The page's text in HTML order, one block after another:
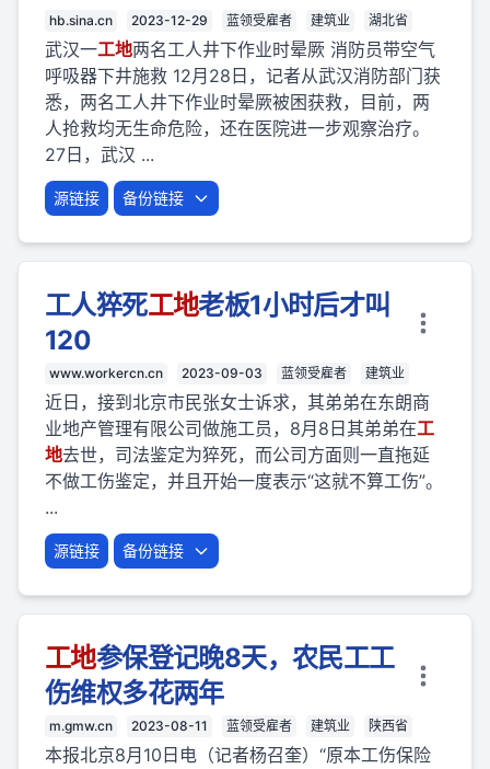
hb.sina.cn 2023-12-29 蓝领受雇者 建筑业 湖北省
武汉一工地两名工人井下作业时晕厥 消防员带空气
呼吸器下井施救 12月28日，记者从武汉消防部门获
悉，两名工人井下作业时晕厥被困获救，目前，两
人抢救均无生命危险，还在医院进一步观察治疗。
27日，武汉 ...
源链接 备份链接
工人猝死工地老板1小时后才叫
120
www.workercn.cn 2023-09-03 蓝领受雇者 建筑业
近日，接到北京市民张女士诉求，其弟弟在东朗商
业地产管理有限公司做施工员，8月8日其弟弟在工
地去世，司法鉴定为猝死，而公司方面则一直拖延
不做工伤鉴定，并且开始一度表示“这就不算工伤”。
...
源链接 备份链接
工地参保登记晚8天，农民工工
伤维权多花两年
m.gmw.cn 2023-08-11 蓝领受雇者 建筑业 陕西省
本报北京8月10日电（记者杨召奎）“原本工伤保险